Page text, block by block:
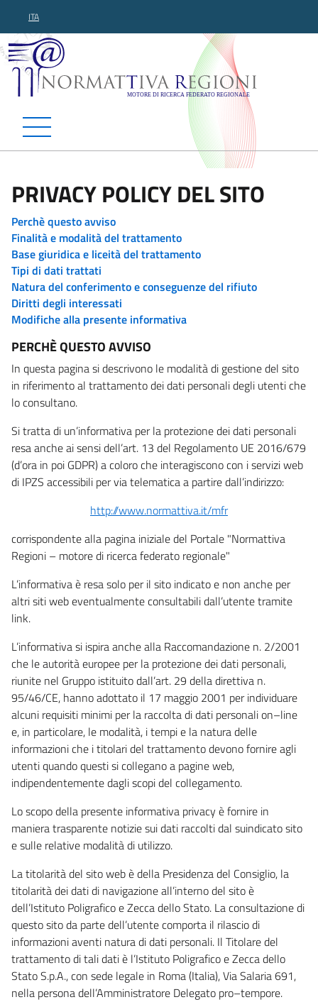
ITA
Normattiva Regioni -
PRIVACY POLICY DEL SITO
Perchè questo avviso
Finalità e modalità del trattamento
Base giuridica e liceità del trattamento
Tipi di dati trattati
Natura del conferimento e conseguenze del rifiuto
Diritti degli interessati
Modifiche alla presente informativa
PERCHÈ QUESTO AVVISO
In questa pagina si descrivono le modalità di gestione del sito
in riferimento al trattamento dei dati personali degli utenti che
lo consultano.
Si tratta di un’informativa per la protezione dei dati personali
resa anche ai sensi dell’art. 13 del Regolamento UE 2016/679
(d’ora in poi GDPR) a coloro che interagiscono con i servizi web
di IPZS accessibili per via telematica a partire dall’indirizzo:
http://www.normattiva.it/mfr
corrispondente alla pagina iniziale del Portale "Normattiva
Regioni – motore di ricerca federato regionale"
L’informativa è resa solo per il sito indicato e non anche per
altri siti web eventualmente consultabili dall’utente tramite
link.
L’informativa si ispira anche alla Raccomandazione n. 2/2001
che le autorità europee per la protezione dei dati personali,
riunite nel Gruppo istituito dall’art. 29 della direttiva n.
95/46/CE, hanno adottato il 17 maggio 2001 per individuare
alcuni requisiti minimi per la raccolta di dati personali on–line
e, in particolare, le modalità, i tempi e la natura delle
informazioni che i titolari del trattamento devono fornire agli
utenti quando questi si collegano a pagine web,
indipendentemente dagli scopi del collegamento.
Lo scopo della presente informativa privacy è fornire in
maniera trasparente notizie sui dati raccolti dal suindicato sito
e sulle relative modalità di utilizzo.
La titolarità del sito web è della Presidenza del Consiglio, la
titolarità dei dati di navigazione all’interno del sito è
dell’Istituto Poligrafico e Zecca dello Stato. La consultazione di
questo sito da parte dell’utente comporta il rilascio di
informazioni aventi natura di dati personali. Il Titolare del
trattamento di tali dati è l’Istituto Poligrafico e Zecca dello
Stato S.p.A., con sede legale in Roma (Italia), Via Salaria 691,
nella persona dell’Amministratore Delegato pro–tempore.